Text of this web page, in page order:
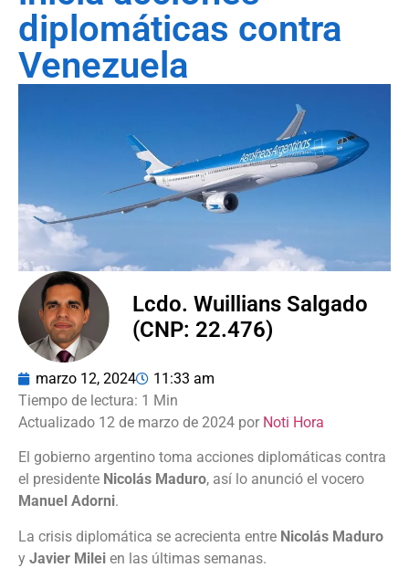
diplomáticas contra
Venezuela
Lcdo. Wuillians Salgado
(CNP: 22.476)
marzo 12, 2024 11:33 am
Actualizado 12 de marzo de 2024 por Noti Hora
El gobierno argentino toma acciones diplomáticas contra
el presidente Nicolás Maduro, así lo anunció el vocero
Manuel Adorni.
La crisis diplomática se acrecienta entre Nicolás Maduro
y Javier Milei en las últimas semanas.